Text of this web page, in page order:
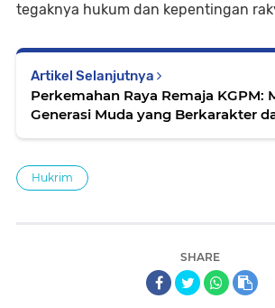
tegaknya hukum dan kepentingan
Artikel Selanjutnya
Perkemahan Raya Remaja KGPM:
Generasi Muda yang Berkarakter
Hukrim
SHARE